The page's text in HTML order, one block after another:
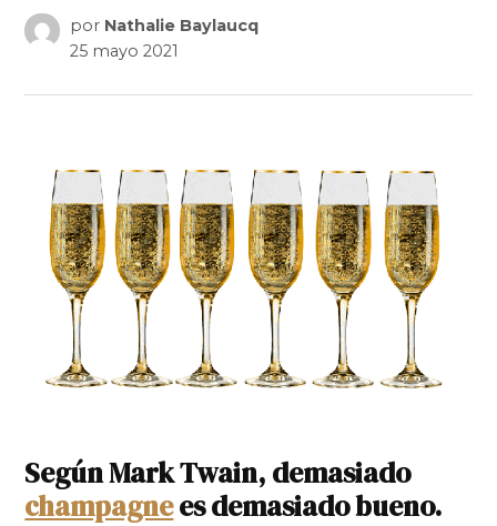
por Nathalie Baylaucq
25 mayo 2021
Según Mark Twain, demasiado
champagnees demasiado bueno.